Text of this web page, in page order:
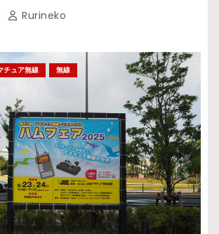
Rurineko
チュア無線 無線